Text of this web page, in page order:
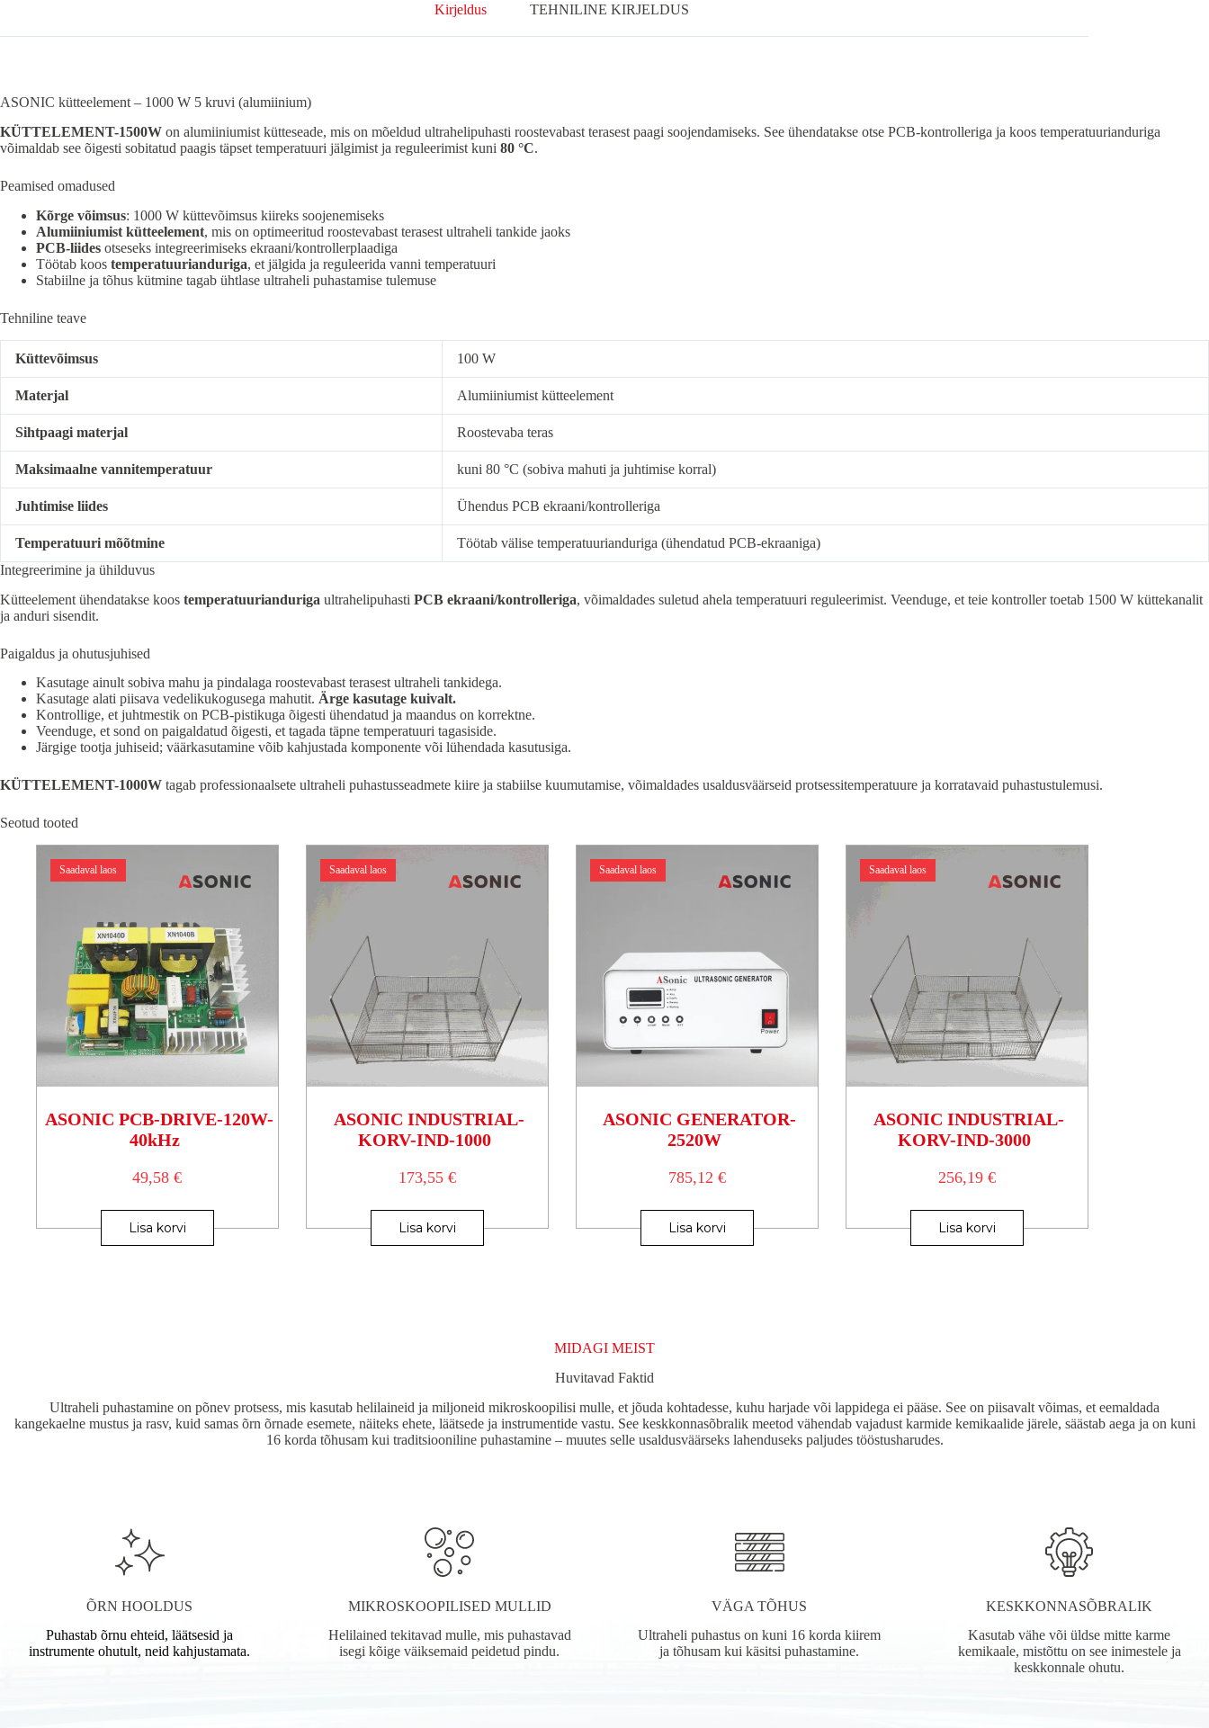
Kirjeldus TEHNILINE KIRJELDUS
ASONIC kütteelement – 1000 W 5 kruvi (alumiinium)
KÜTTELEMENT-1500W on alumiiniumist kütteseade, mis on mõeldud ultrahelipuhasti roostevabast terasest paagi soojendamiseks. See ühendatakse otse PCB-kontrolleriga ja koos temperatuurianduriga
võimaldab see õigesti sobitatud paagis täpset temperatuuri jälgimist ja reguleerimist kuni 80 °C.
Peamised omadused
Kõrge võimsus: 1000 W küttevõimsus kiireks soojenemiseks
Alumiiniumist kütteelement, mis on optimeeritud roostevabast terasest ultraheli tankide jaoks
PCB-liides otseseks integreerimiseks ekraani/kontrollerplaadiga
Töötab koos temperatuurianduriga, et jälgida ja reguleerida vanni temperatuuri
Stabiilne ja tõhus kütmine tagab ühtlase ultraheli puhastamise tulemuse
Tehniline teave
Küttevõimsus 100 W
Materjal Alumiiniumist kütteelement
Sihtpaagi materjal Roostevaba teras
Maksimaalne vannitemperatuur kuni 80 °C (sobiva mahuti ja juhtimise korral)
Juhtimise liides Ühendus PCB ekraani/kontrolleriga
Temperatuuri mõõtmine
Töötab välise temperatuurianduriga (ühendatud PCB-ekraaniga)
Integreerimine ja ühilduvus
Kütteelement ühendatakse koos temperatuurianduriga ultrahelipuhasti PCB ekraani/kontrolleriga, võimaldades suletud ahela temperatuuri reguleerimist. Veenduge, et teie kontroller toetab 1500 W küttekanalit
ja anduri sisendit.
Paigaldus ja ohutusjuhised
Kasutage ainult sobiva mahu ja pindalaga roostevabast terasest ultraheli tankidega.
Kasutage alati piisava vedelikukogusega mahutit. Ärge kasutage kuivalt.
Kontrollige, et juhtmestik on PCB-pistikuga õigesti ühendatud ja maandus on korrektne.
Veenduge, et sond on paigaldatud õigesti, et tagada täpne temperatuuri tagasiside.
Järgige tootja juhiseid; väärkasutamine võib kahjustada komponente või lühendada kasutusiga.
KÜTTELEMENT-1000W tagab professionaalsete ultraheli puhastusseadmete kiire ja stabiilse kuumutamise, võimaldades usaldusväärseid protsessitemperatuure ja korratavaid puhastustulemusi.
Seotud tooted
Saadaval laos
ASONIC PCB-DRIVE-120W-
40kHz
49,58€
Lisa korvi
Saadaval laos
ASONIC INDUSTRIAL-
KORV-IND-1000
173,55 €
Lisa korvi
Saadaval laos
ASONIC GENERATOR-
2520W
785,12 €
Lisa korvi
Saadaval laos
ASONIC INDUSTRIAL-
KORV-IND-3000
256,19 €
Lisa korvi
MIDAGI MEIST
Huvitavad Faktid
Ultraheli puhastamine on põnev protsess, mis kasutab helilaineid ja miljoneid mikroskoopilisi mulle, et jõuda kohtadesse, kuhu harjade või lappidega ei pääse. See on piisavalt võimas, et eemaldada
kangekaelne mustus ja rasv, kuid samas õrn õrnade esemete, näiteks ehete, läätsede ja instrumentide vastu. See keskkonnasõbralik meetod vähendab vajadust karmide kemikaalide järele, säästab aega ja on kuni
16 korda tõhusam kui traditsiooniline puhastamine – muutes selle usaldusväärseks lahenduseks paljudes tööstusharudes.
ÕRN HOOLDUS
Puhastab õrnu ehteid, läätsesid ja
instrumente ohutult, neid kahjustamata.
MIKROSKOOPILISED MULLID
Helilained tekitavad mulle, mis puhastavad
isegi kõige väiksemaid peidetud pindu.
VÄGA TÕHUS
Ultraheli puhastus on kuni 16 korda kiirem
ja tõhusam kui käsitsi puhastamine.
KESKKONNASÕBRALIK
Kasutab vähe või üldse mitte karme
kemikaale, mistõttu on see inimestele ja
keskkonnale ohutu.